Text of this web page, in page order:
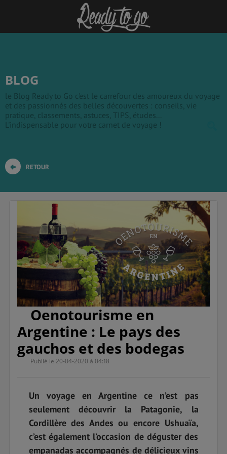
BLOG
le Blog Ready to Go c'est le carrefour des amoureux du voyage
et des passionnés des belles découvertes : conseils, vie
pratique, classements, astuces, TIPS, études...
L'indispensable pour votre carnet de voyage !
RETOUR
Oenotourisme en
Argentine : Le pays des
gauchos et des bodegas
Publié le 20-04-2020 à 04:18
Un voyage en Argentine ce n’est pas
seulement découvrir la Patagonie, la
Cordillère des Andes ou encore Ushuaïa,
c’est également l’occasion de déguster des
empanadas accompagnés de délicieux vins